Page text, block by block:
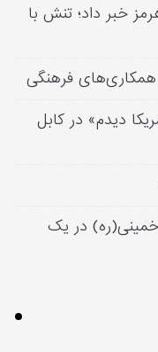
خبر داد؛ تنش با
فرهنگی
دیدم» در کابل
خمینی(ره) در یک